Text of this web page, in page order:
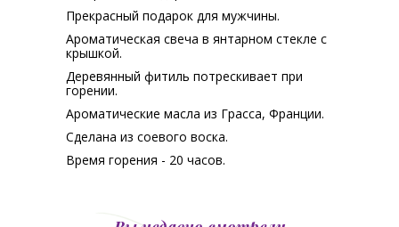
Прекрасный подарок для мужчины.
Ароматическая свеча в янтарном стекле с
крышкой.
Деревянный фитиль потрескивает при
горении.
Ароматические масла из Грасса, Франции.
Сделана из соевого воска.
Время горения - 20 часов.